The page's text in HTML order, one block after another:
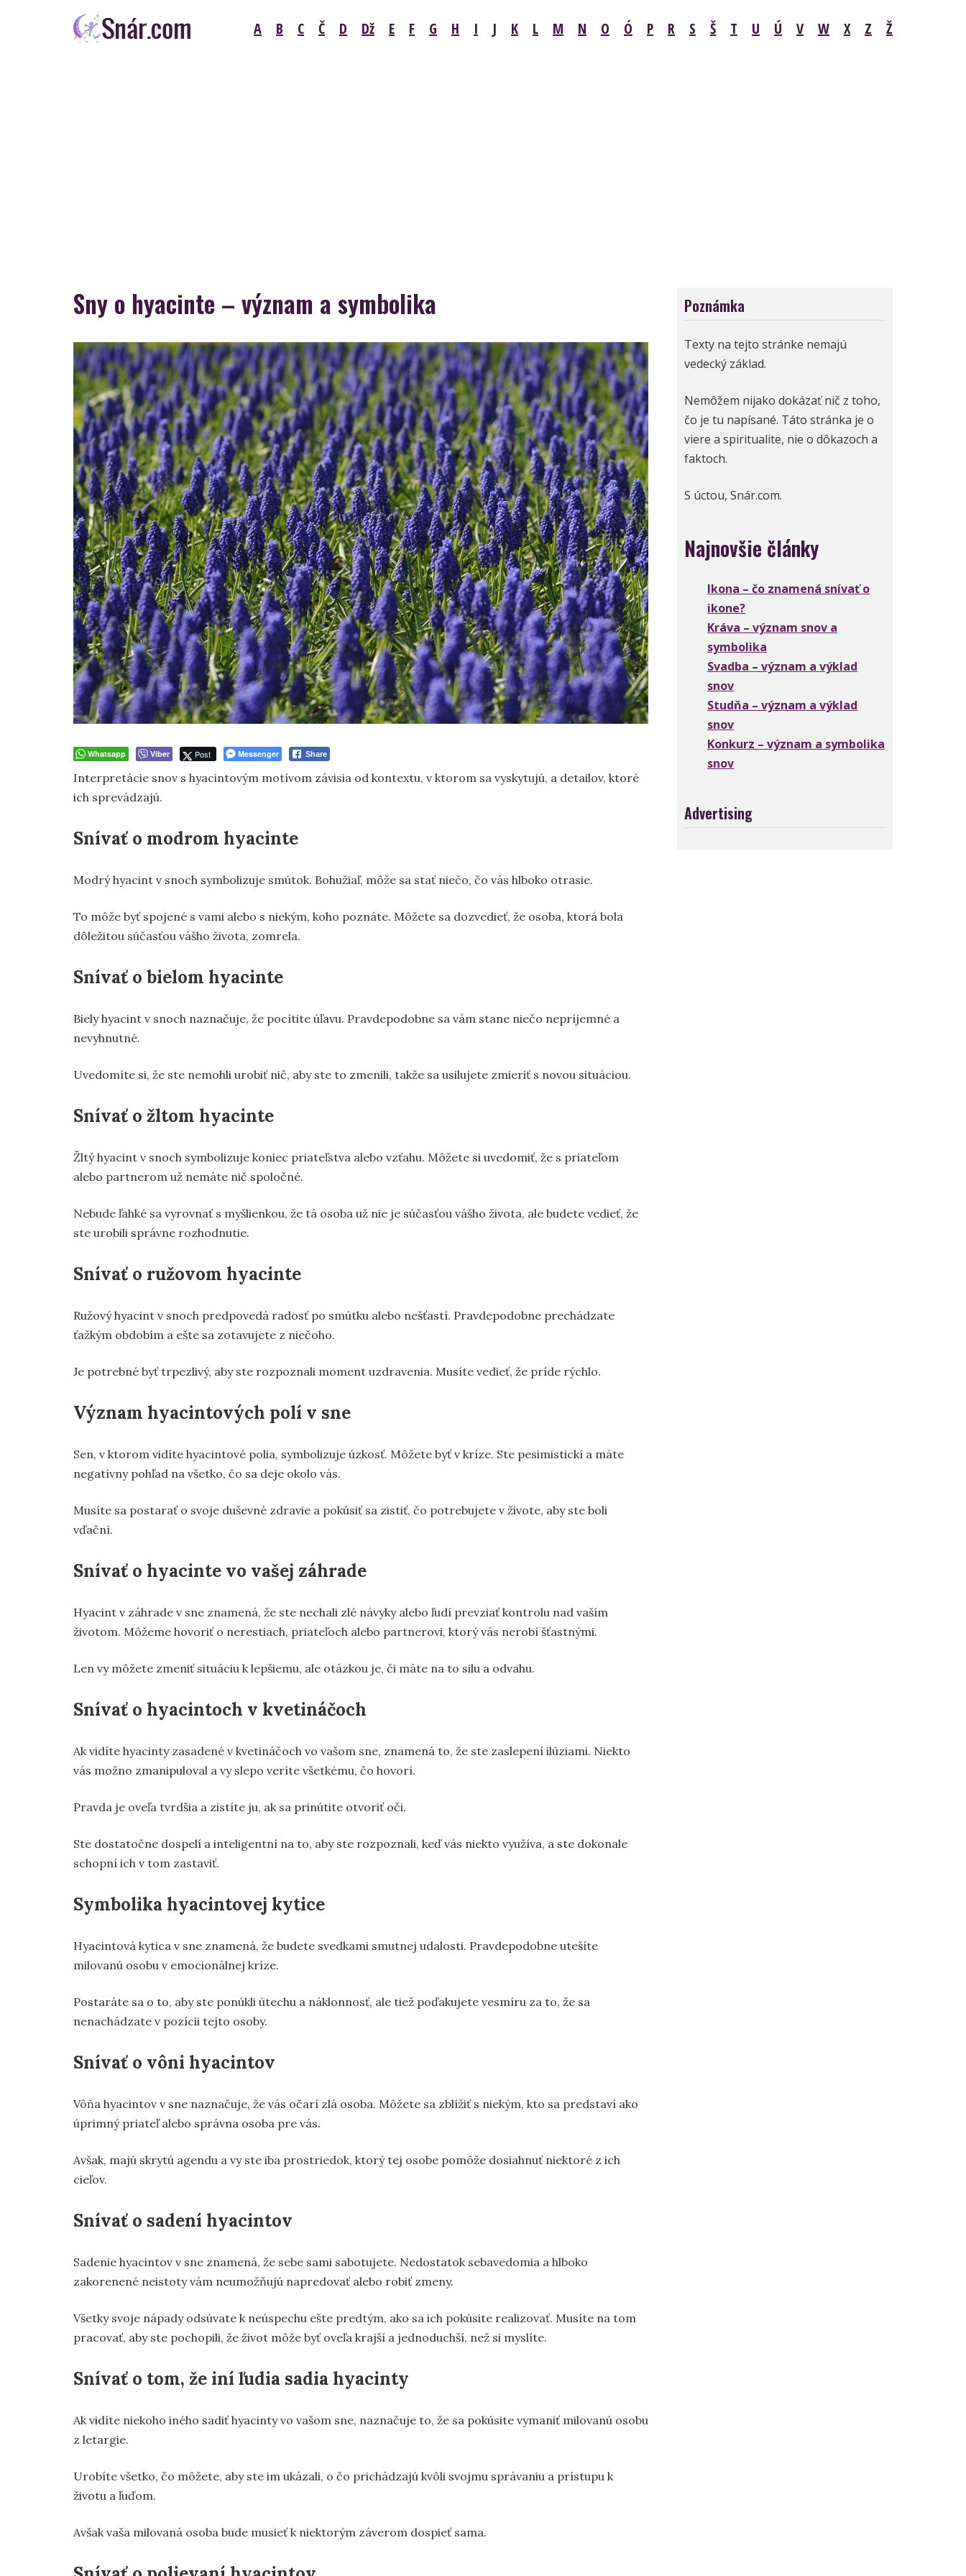
A B C Č D Dž E F G H I J K L M N O Ó P R S Š T U Ú V W X Z Ž
Sny o hyacinte – význam a symbolika
Whatsapp Viber Post Messenger Share
Interpretácie snov s hyacintovým motívom závisia od kontextu, v ktorom sa vyskytujú, a detailov, ktoré
ich sprevádzajú.
Snívať o modrom hyacinte
Modrý hyacint v snoch symbolizuje smútok. Bohužiaľ, môže sa stať niečo, čo vás hlboko otrasie.
To môže byť spojené s vami alebo s niekým, koho poznáte. Môžete sa dozvedieť, že osoba, ktorá bola
dôležitou súčasťou vášho života, zomrela.
Snívať o bielom hyacinte
Biely hyacint v snoch naznačuje, že pocítite úľavu. Pravdepodobne sa vám stane niečo nepríjemné a
nevyhnutné.
Uvedomíte si, že ste nemohli urobiť nič, aby ste to zmenili, takže sa usilujete zmieriť s novou situáciou.
Snívať o žltom hyacinte
Žltý hyacint v snoch symbolizuje koniec priateľstva alebo vzťahu. Môžete si uvedomiť, že s priateľom
alebo partnerom už nemáte nič spoločné.
Nebude ľahké sa vyrovnať s myšlienkou, že tá osoba už nie je súčasťou vášho života, ale budete vedieť, že
ste urobili správne rozhodnutie.
Snívať o ružovom hyacinte
Ružový hyacint v snoch predpovedá radosť po smútku alebo nešťastí. Pravdepodobne prechádzate
ťažkým obdobím a ešte sa zotavujete z niečoho.
Je potrebné byť trpezlivý, aby ste rozpoznali moment uzdravenia. Musíte vedieť, že príde rýchlo.
Význam hyacintových polí v sne
Sen, v ktorom vidíte hyacintové polia, symbolizuje úzkosť. Môžete byť v kríze. Ste pesimistickí a máte
negatívny pohľad na všetko, čo sa deje okolo vás.
Musíte sa postarať o svoje duševné zdravie a pokúsiť sa zistiť, čo potrebujete v živote, aby ste boli
vďační.
Snívať o hyacinte vo vašej záhrade
Hyacint v záhrade v sne znamená, že ste nechali zlé návyky alebo ľudí prevziať kontrolu nad vaším
životom. Môžeme hovoriť o nerestiach, priateľoch alebo partnerovi, ktorý vás nerobí šťastnými.
Len vy môžete zmeniť situáciu k lepšiemu, ale otázkou je, či máte na to silu a odvahu.
Snívať o hyacintoch v kvetináčoch
Ak vidíte hyacinty zasadené v kvetináčoch vo vašom sne, znamená to, že ste zaslepení ilúziami. Niekto
vás možno zmanipuloval a vy slepo veríte všetkému, čo hovorí.
Pravda je oveľa tvrdšia a zistíte ju, ak sa prinútite otvoriť oči.
Ste dostatočne dospelí a inteligentní na to, aby ste rozpoznali, keď vás niekto využíva, a ste dokonale
schopní ich v tom zastaviť.
Symbolika hyacintovej kytice
Hyacintová kytica v sne znamená, že budete svedkami smutnej udalosti. Pravdepodobne utešíte
milovanú osobu v emocionálnej kríze.
Postaráte sa o to, aby ste ponúkli útechu a náklonnosť, ale tiež poďakujete vesmíru za to, že sa
nenachádzate v pozícii tejto osoby.
Snívať o vôni hyacintov
Vôňa hyacintov v sne naznačuje, že vás očarí zlá osoba. Môžete sa zblížiť s niekým, kto sa predstaví ako
úprimný priateľ alebo správna osoba pre vás.
Avšak, majú skrytú agendu a vy ste iba prostriedok, ktorý tej osobe pomôže dosiahnuť niektoré z ich
cieľov.
Snívať o sadení hyacintov
Sadenie hyacintov v sne znamená, že sebe sami sabotujete. Nedostatok sebavedomia a hlboko
zakorenené neistoty vám neumožňujú napredovať alebo robiť zmeny.
Všetky svoje nápady odsúvate k neúspechu ešte predtým, ako sa ich pokúsite realizovať. Musíte na tom
pracovať, aby ste pochopili, že život môže byť oveľa krajší a jednoduchší, než si myslíte.
Snívať o tom, že iní ľudia sadia hyacinty
Ak vidíte niekoho iného sadiť hyacinty vo vašom sne, naznačuje to, že sa pokúsite vymaniť milovanú osobu
z letargie.
Urobíte všetko, čo môžete, aby ste im ukázali, o čo prichádzajú kvôli svojmu správaniu a prístupu k
životu a ľuďom.
Avšak vaša milovaná osoba bude musieť k niektorým záverom dospieť sama.
Poznámka
Texty na tejto stránke nemajú
vedecký základ.
Nemôžem nijako dokázať nič z toho,
čo je tu napísané. Táto stránka je o
viere a spiritualite, nie o dôkazoch a
faktoch.
S úctou, Snár.com.
Najnovšie články
Ikona – čo znamená snívať o
ikone?
Kráva – význam snov a
symbolika
Svadba – význam a výklad
snov
Studňa – význam a výklad
snov
Konkurz – význam a symbolika
snov
Advertising